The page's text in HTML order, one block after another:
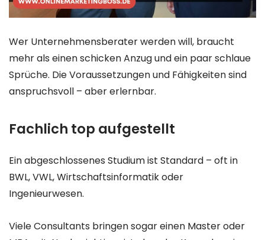
Wer Unternehmensberater werden will, braucht
mehr als einen schicken Anzug und ein paar schlaue
Sprüche. Die Voraussetzungen und Fähigkeiten sind
anspruchsvoll – aber erlernbar.
Fachlich top aufgestellt
Ein abgeschlossenes Studium ist Standard – oft in
BWL, VWL, Wirtschaftsinformatik oder
Ingenieurwesen.
Viele Consultants bringen sogar einen Master oder